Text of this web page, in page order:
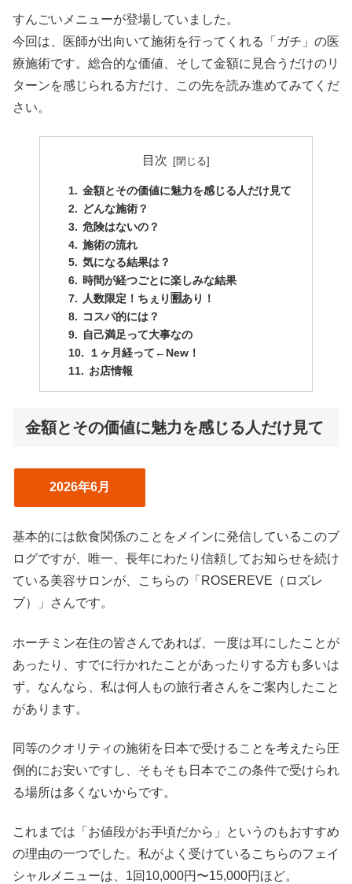
すんごいメニューが登場していました。
今回は、医師が出向いて施術を行ってくれる「ガチ」の医
療施術です。総合的な価値、そして金額に見合うだけのリ
ターンを感じられる方だけ、この先を読み進めてみてくだ
さい。
目次
金額とその価値に魅力を感じる人だけ見て
どんな施術？
危険はないの？
施術の流れ
気になる結果は？
時間が経つごとに楽しみな結果
人数限定！ちぇり🈹あり！
コスパ的には？
自己満足って大事なの
１ヶ月経って←New！
お店情報
金額とその価値に魅力を感じる人だけ見て
2026年6月
基本的には飲食関係のことをメインに発信しているこのブ
ログですが、唯一、長年にわたり信頼してお知らせを続け
ている美容サロンが、こちらの「ROSEREVE（ロズレ
ブ）」さんです。
ホーチミン在住の皆さんであれば、一度は耳にしたことが
あったり、すでに行かれたことがあったりする方も多いは
ず。なんなら、私は何人もの旅行者さんをご案内したこと
があります。
同等のクオリティの施術を日本で受けることを考えたら圧
倒的にお安いですし、そもそも日本でこの条件で受けられ
る場所は多くないからです。
これまでは「お値段がお手頃だから」というのもおすすめ
の理由の一つでした。私がよく受けているこちらのフェイ
シャルメニューは、1回10,000円〜15,000円ほど。